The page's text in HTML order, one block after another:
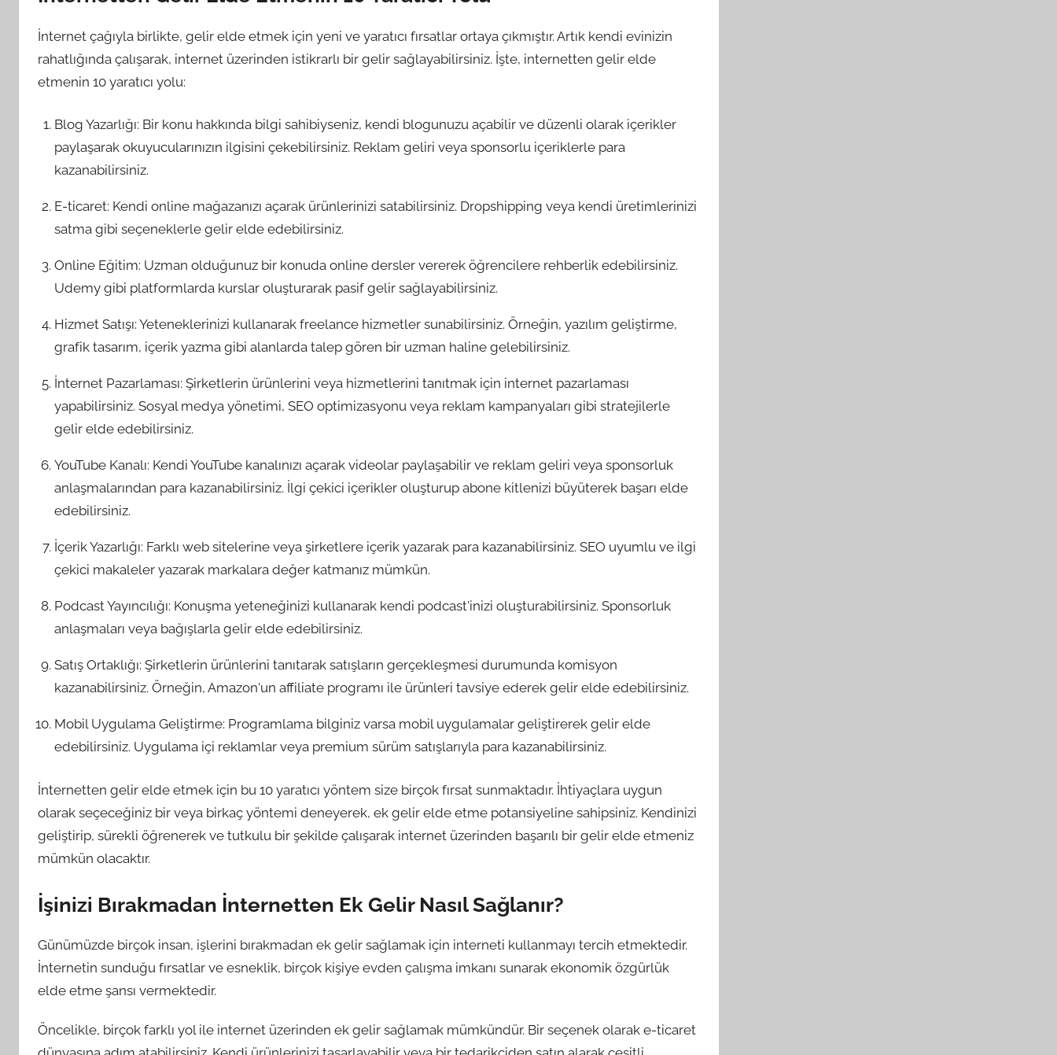
İnternet çağıyla birlikte, gelir elde etmek için yeni ve yaratıcı fırsatlar ortaya çıkmıştır. Artık kendi evinizin
rahatlığında çalışarak, internet üzerinden istikrarlı bir gelir sağlayabilirsiniz. İşte, internetten gelir elde
etmenin 10 yaratıcı yolu:
Blog Yazarlığı: Bir konu hakkında bilgi sahibiyseniz, kendi blogunuzu açabilir ve düzenli olarak içerikler
paylaşarak okuyucularınızın ilgisini çekebilirsiniz. Reklam geliri veya sponsorlu içeriklerle para
kazanabilirsiniz.
E-ticaret: Kendi online mağazanızı açarak ürünlerinizi satabilirsiniz. Dropshipping veya kendi üretimlerinizi
satma gibi seçeneklerle gelir elde edebilirsiniz.
Online Eğitim: Uzman olduğunuz bir konuda online dersler vererek öğrencilere rehberlik edebilirsiniz.
Udemy gibi platformlarda kurslar oluşturarak pasif gelir sağlayabilirsiniz.
Hizmet Satışı: Yeteneklerinizi kullanarak freelance hizmetler sunabilirsiniz. Örneğin, yazılım geliştirme,
grafik tasarım, içerik yazma gibi alanlarda talep gören bir uzman haline gelebilirsiniz.
İnternet Pazarlaması: Şirketlerin ürünlerini veya hizmetlerini tanıtmak için internet pazarlaması
yapabilirsiniz. Sosyal medya yönetimi, SEO optimizasyonu veya reklam kampanyaları gibi stratejilerle
gelir elde edebilirsiniz.
YouTube Kanalı: Kendi YouTube kanalınızı açarak videolar paylaşabilir ve reklam geliri veya sponsorluk
anlaşmalarından para kazanabilirsiniz. İlgi çekici içerikler oluşturup abone kitlenizi büyüterek başarı elde
edebilirsiniz.
İçerik Yazarlığı: Farklı web sitelerine veya şirketlere içerik yazarak para kazanabilirsiniz. SEO uyumlu ve ilgi
çekici makaleler yazarak markalara değer katmanız mümkün.
Podcast Yayıncılığı: Konuşma yeteneğinizi kullanarak kendi podcast'inizi oluşturabilirsiniz. Sponsorluk
anlaşmaları veya bağışlarla gelir elde edebilirsiniz.
Satış Ortaklığı: Şirketlerin ürünlerini tanıtarak satışların gerçekleşmesi durumunda komisyon
kazanabilirsiniz. Örneğin, Amazon'un affiliate programı ile ürünleri tavsiye ederek gelir elde edebilirsiniz.
Mobil Uygulama Geliştirme: Programlama bilginiz varsa mobil uygulamalar geliştirerek gelir elde
edebilirsiniz. Uygulama içi reklamlar veya premium sürüm satışlarıyla para kazanabilirsiniz.
İnternetten gelir elde etmek için bu 10 yaratıcı yöntem size birçok fırsat sunmaktadır. İhtiyaçlara uygun
olarak seçeceğiniz bir veya birkaç yöntemi deneyerek, ek gelir elde etme potansiyeline sahipsiniz. Kendinizi
geliştirip, sürekli öğrenerek ve tutkulu bir şekilde çalışarak internet üzerinden başarılı bir gelir elde etmeniz
mümkün olacaktır.
İşinizi Bırakmadan İnternetten Ek Gelir Nasıl Sağlanır?
Günümüzde birçok insan, işlerini bırakmadan ek gelir sağlamak için interneti kullanmayı tercih etmektedir.
İnternetin sunduğu fırsatlar ve esneklik, birçok kişiye evden çalışma imkanı sunarak ekonomik özgürlük
elde etme şansı vermektedir.
Öncelikle, birçok farklı yol ile internet üzerinden ek gelir sağlamak mümkündür. Bir seçenek olarak e-ticaret